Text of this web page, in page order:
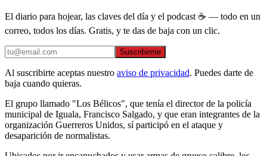
El diario para hojear, las claves del día y el podcast ☕ — todo en un
correo, todos los días. Gratis, y te das de baja con un clic.
Suscribirme
Al suscribirte aceptas nuestro aviso de privacidad. Puedes darte de
baja cuando quieras.
El grupo llamado "Los Bélicos", que tenía el director de la policía
municipal de Iguala, Francisco Salgado, y que eran integrantes de la
organización Guerreros Unidos, sí participó en el ataque y
desaparición de normalistas.